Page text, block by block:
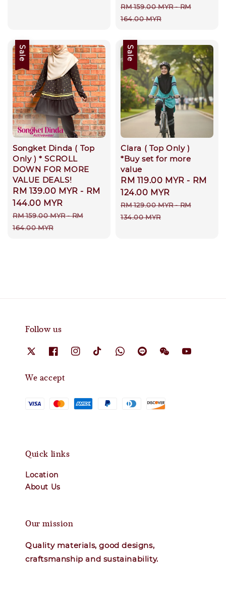
Regular
price
RM 159.00 MYR-RM
164.00 MYR
Sale
Songket Dinda ( Top
Only ) * SCROLL
DOWN FOR MORE
VALUE DEALS!
Sale
price
RM 139.00 MYR - RM
144.00 MYR
Regular
price
RM 159.00 MYR-RM
164.00 MYR
Sale
Clara ( Top Only )
*Buy set for more
value
Sale
price
RM 119.00 MYR - RM
124.00 MYR
Regular
price
RM 129.00 MYR-RM
134.00 MYR
Follow us
We accept
Quick links
Location
About Us
Our mission
Quality materials, good designs,
craftsmanship and sustainability.